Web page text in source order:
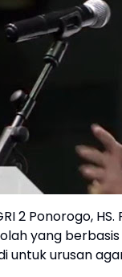
2 Ponorogo,
yang
untuk urusan